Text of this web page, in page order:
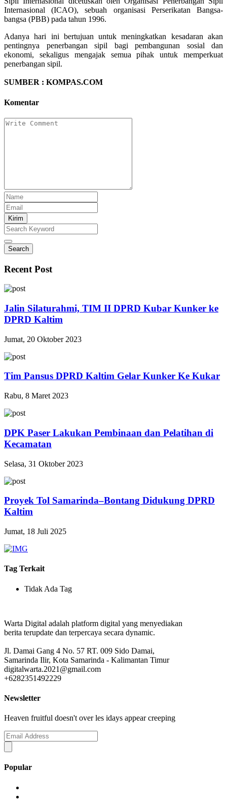
Internasional (ICAO), sebuah organisasi Perserikatan Bangsa-
bangsa (PBB) pada tahun 1996.
Adanya hari ini bertujuan untuk meningkatkan kesadaran akan
pentingnya penerbangan sipil bagi pembangunan sosial dan
ekonomi, sekaligus mengajak semua pihak untuk memperkuat
penerbangan sipil.
SUMBER : KOMPAS.COM
Komentar
Kirim
Search
Recent Post
Jalin Silaturahmi, TIM II DPRD Kubar Kunker ke
DPRD Kaltim
Jumat, 20 Oktober 2023
Tim Pansus DPRD Kaltim Gelar Kunker Ke Kukar
Rabu, 8 Maret 2023
DPK Paser Lakukan Pembinaan dan Pelatihan di
Kecamatan
Selasa, 31 Oktober 2023
Proyek Tol Samarinda–Bontang Didukung DPRD
Kaltim
Jumat, 18 Juli 2025
Tag Terkait
Tidak Ada Tag
Warta Digital adalah platform digital yang menyediakan
berita terupdate dan terpercaya secara dynamic.
Jl. Damai Gang 4 No. 57 RT. 009 Sido Damai,
Samarinda Ilir, Kota Samarinda - Kalimantan Timur
digitalwarta.2021@gmail.com
+6282351492229
Newsletter
Heaven fruitful doesn't over les idays appear creeping
Popular